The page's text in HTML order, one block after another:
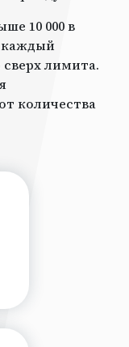
10 000 в
каждый
лимита.
количества